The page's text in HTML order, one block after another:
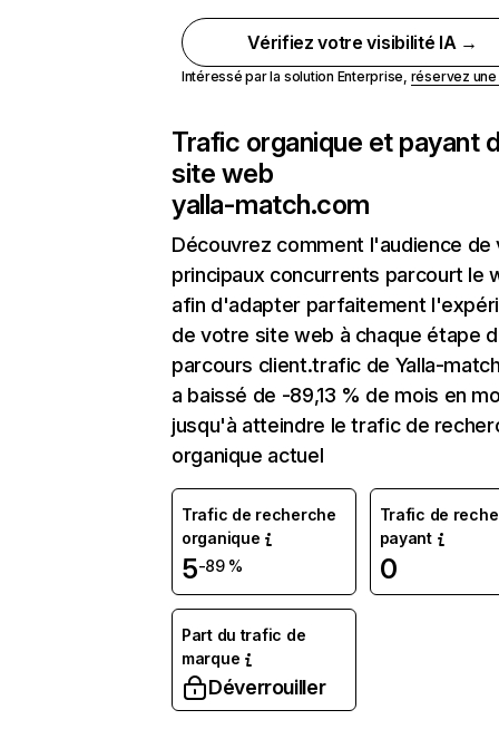
Vérifiez votre visibilité IA →
Intéressé par la solution Enterprise, réservez
Trafic organique et payant
site web
yalla-match.com
Découvrez comment l'audience de
principaux concurrents parcourt le
afin d'adapter parfaitement
de votre site web à chaque étape
parcours client.trafic de Yalla-
a baissé de -89,13 % de mois en
jusqu'à atteindre le trafic de
organique actuel
Trafic de recherche
organique
5-89 %
Trafic de
payant
0
Part du trafic de
marque
Déverrouiller